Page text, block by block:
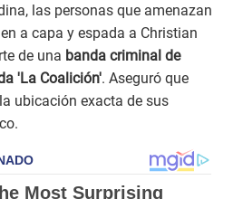
las personas que amenazan
a capa y espada a Christian
de una banda criminal de
'La Coalición'. Aseguró que
ubicación exacta de sus